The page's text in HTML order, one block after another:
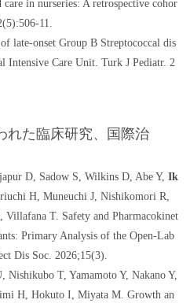
in nurseries: A retrospective cohor
11.
late-onset Group B Streptococcal dis
Intensive Care Unit. Turk J Pediatr. 2
れた臨床研究、国際治
D, Sadow S, Wilkins D, Abe Y, Ik
H, Muneuchi J, Nishikomori R,
Villafana T. Safety and Pharmacokinet
Primary Analysis of the Open-Lab
Dis Soc. 2026;15(3).
T, Yamamoto Y, Nakano Y,
H, Hokuto I, Miyata M. Growth an